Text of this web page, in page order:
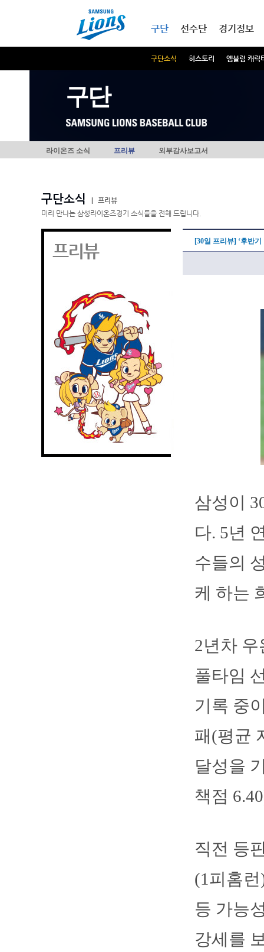
구단
구단소식 히스토리 엠블럼 캐릭
선수단 경기정보
구단
라이온즈 소식 프리뷰 외부감사보고서
구단소식
프리뷰
미리 만나는 삼성라이온즈경기 소식들을 전해 드립니다.
프리뷰 [30일 프리뷰] ‘후반
삼성이
다. 5년
수들의
케 하는
2년차
풀타임
기록 중
패(평균
달성을
책점
직전 등
(1피홈
등 가능
강세를